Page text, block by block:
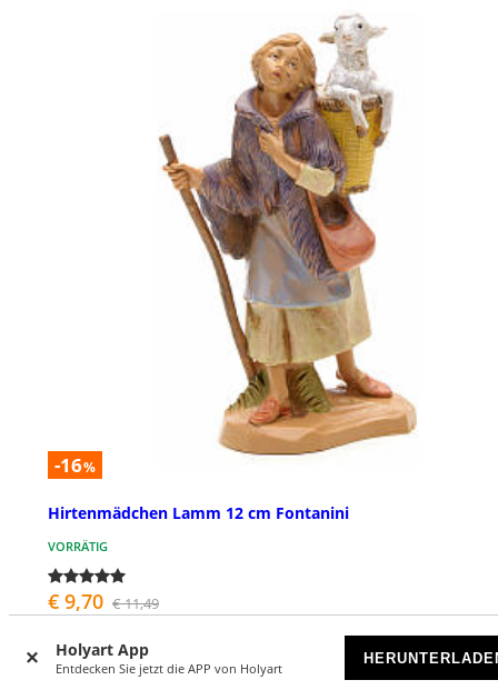
Holyart App
Entdecken Sie jetzt die APP von Holyart
-16%
Hirtenmädchen Lamm 12 cm Fontanini
VORRÄTIG
€ 9,70 € 11,49